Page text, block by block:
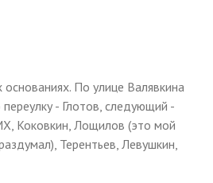
По улице Валявкина
- Глотов, следующий -
Коковкин, Лощилов (это мой
Терентьев, Левушкин,